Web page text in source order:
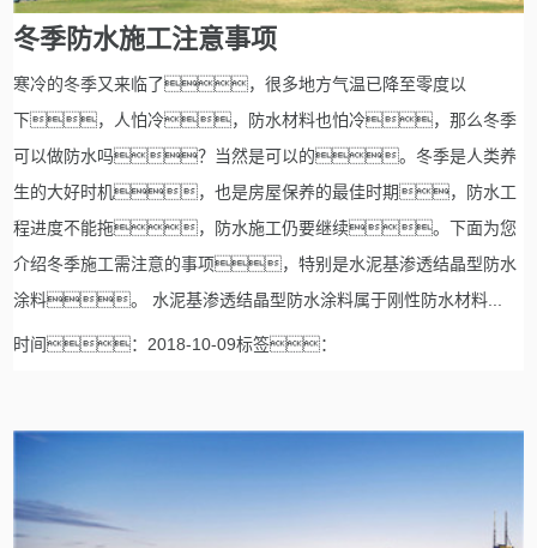
冬季防水施工注意事项
寒冷的冬季又来临了，很多地方气温已降至零度以
下，人怕冷，防水材料也怕冷，那么冬季
可以做防水吗？当然是可以的。冬季是人类养
生的大好时机，也是房屋保养的最佳时期，防水工
程进度不能拖，防水施工仍要继续。下面为您
介绍冬季施工需注意的事项，特别是水泥基渗透结晶型防水
涂料。 水泥基渗透结晶型防水涂料属于刚性防水材料...
时间：2018-10-09标签：